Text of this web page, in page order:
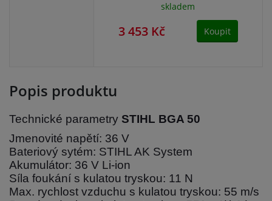
skladem
3 453 Kč Koupit
Popis produktu
Technické parametry STIHL BGA 50
Jmenovité napětí: 36 V
Bateriový sytém: STIHL AK System
Akumulátor: 36 V Li-ion
Síla foukání s kulatou tryskou: 11 N
Max. rychlost vzduchu s kulatou tryskou: 55 m/s